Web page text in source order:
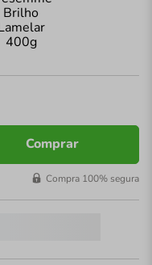
Comprar
Compra 100% segura